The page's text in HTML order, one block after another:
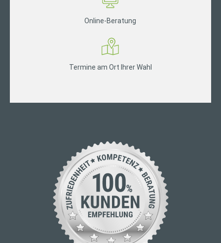
Online-Beratung
Termine am Ort Ihrer Wahl